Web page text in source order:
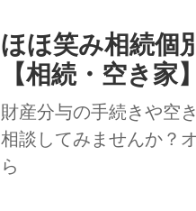
ほほ笑み相続
【相続・空き家】
財産分与の手続きや空
相談してみませんか？
ら